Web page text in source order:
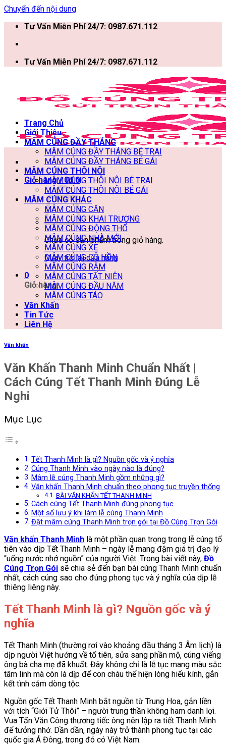
Chuyển đến nội dung
Tư Vấn Miễn Phí 24/7: 0987.671.112
Tư Vấn Miễn Phí 24/7: 0987.671.112
Giỏ hàng /0₫ 0
Chưa có sản phẩm trong giỏ hàng.
Quay trở lại cửa hàng
0
Giỏ hàng
Trang Chủ
Giới Thiệu
MÂM CÚNG ĐẦY THÁNG
MÂM CÚNG ĐẦY THÁNG BÉ TRAI
MÂM CÚNG ĐẦY THÁNG BÉ GÁI
MÂM CÚNG THÔI NÔI
MÂM CÚNG THÔI NÔI BÉ TRAI
MÂM CÚNG THÔI NÔI BÉ GÁI
MÂM CÚNG KHÁC
MÂM CÚNG CĂN
MÂM CÚNG KHAI TRƯƠNG
MÂM CÚNG ĐỘNG THỔ
MÂM CÚNG NHÀ MỚI
MÂM CÚNG XE
MÂM CÚNG CÔ HỒN
MÂM CÚNG RẰM
MÂM CÚNG TẤT NIÊN
MÂM CÚNG ĐẦU NĂM
MÂM CÚNG TÁO
Văn Khấn
Tin Tức
Liên Hệ
Văn khấn
Văn Khấn Thanh Minh Chuẩn Nhất |
Cách Cúng Tết Thanh Minh Đúng Lễ
Nghi
Mục Lục
Tết Thanh Minh là gì? Nguồn gốc và ý nghĩa
Cúng Thanh Minh vào ngày nào là đúng?
Mâm lễ cúng Thanh Minh gồm những gì?
Văn khấn Thanh Minh chuẩn theo phong tục truyền thống
BÀI VĂN KHẤN TẾT THANH MINH
Cách cúng Tết Thanh Minh đúng phong tục
Một số lưu ý khi làm lễ cúng Thanh Minh
Đặt mâm cúng Thanh Minh trọn gói tại Đồ Cúng Trọn Gói
Văn khấn Thanh Minh là một phần quan trọng trong lễ cúng tổ
tiên vào dịp Tết Thanh Minh – ngày lễ mang đậm giá trị đạo lý
“uống nước nhớ nguồn” của người Việt. Trong bài viết này, Đồ
Cúng Trọn Gói sẽ chia sẻ đến bạn bài cúng Thanh Minh chuẩn
nhất, cách cúng sao cho đúng phong tục và ý nghĩa của dịp lễ
thiêng liêng này.
Tết Thanh Minh là gì? Nguồn gốc và ý
nghĩa
Tết Thanh Minh (thường rơi vào khoảng đầu tháng 3 Âm lịch) là
dịp người Việt hướng về tổ tiên, sửa sang phần mộ, cúng viếng
ông bà cha mẹ đã khuất. Đây không chỉ là lễ tục mang màu sắc
tâm linh mà còn là dịp để con cháu thể hiện lòng hiếu kính, gắn
kết tình cảm dòng tộc.
Nguồn gốc Tết Thanh Minh bắt nguồn từ Trung Hoa, gắn liền
với tích “Giới Tử Thôi” – người trung thần không ham danh lợi.
Vua Tấn Văn Công thương tiếc ông nên lập ra tiết Thanh Minh
để tưởng nhớ. Dần dần, ngày này trở thành phong tục tại các
quốc gia Á Đông, trong đó có Việt Nam.